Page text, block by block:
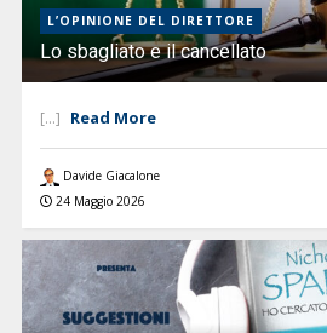
L’OPINIONE DEL DIRETTORE
Lo sbagliato e il cancellato
[...] Read More
Davide Giacalone
24 Maggio 2026